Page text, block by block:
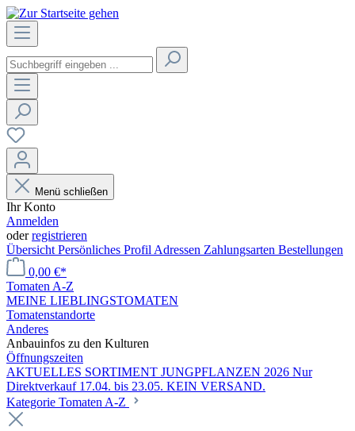
Menü schließen
Ihr Konto
Anmelden
oderregistrieren
Übersicht Persönliches Profil Adressen Zahlungsarten Bestellungen
0,00 €*
Tomaten A-Z
MEINE LIEBLINGSTOMATEN
Tomatenstandorte
Anderes
Anbauinfos zu den Kulturen
Öffnungszeiten
AKTUELLES SORTIMENT JUNGPFLANZEN 2026 Nur
Direktverkauf 17.04. bis 23.05. KEIN VERSAND.
Kategorie Tomaten A-Z